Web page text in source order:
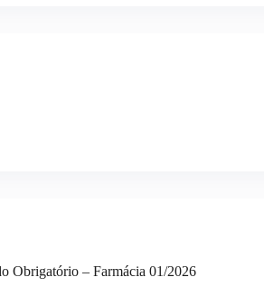
Obrigatório – Farmácia 01/2026